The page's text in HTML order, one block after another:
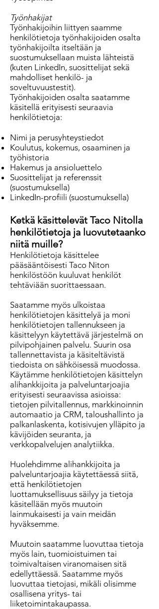
Työnhakijat
Työnhakijoihin liittyen saamme
henkilötietoja työnhakijoiden osalta
työnhakijoilta itseltään ja
suostumuksellaan muista lähteistä
(kuten LinkedIn, suosittelijat sekä
mahdolliset henkilö- ja
soveltuvuustestit).
Työnhakijoiden osalta saatamme
käsitellä erityisesti seuraavia
henkilötietoja:
Nimi ja perusyhteystiedot
Koulutus, kokemus, osaaminen ja
työhistoria
Hakemus ja ansioluettelo
Suosittelijat ja referenssit
(suostumuksella)
LinkedIn-profiili (suostumuksella)
Ketkä käsittelevät Taco Nitolla
henkilötietoja ja luovutetaanko
niitä muille?
Henkilötietoja käsittelee
pääsääntöisesti Taco Niton
henkilöstöön kuuluvat henkilöt
tehtäviään suorittaessaan.
Saatamme myös ulkoistaa
henkilötietojen käsittelyä ja moni
henkilötietojen tallennukseen ja
käsittelyyn käytettävä järjestelmä on
pilvipohjainen palvelu. Suurin osa
tallennettavista ja käsiteltävistä
tiedoista on sähköisessä muodossa.
Käytämme henkilötietojen käsittelyn
alihankkijoita ja palveluntarjoajia
erityisesti seuraavissa asioissa:
tietojen pilvitallennus, markkinoinnin
automaatio ja CRM, taloushallinto ja
palkanlaskenta, kotisivujen ylläpito ja
kävijöiden seuranta, ja
verkkopalvelujen analytiikka.
Huolehdimme alihankkijoita ja
palveluntarjoajia käytettäessä siitä,
että henkilötietojen
luottamuksellisuus säilyy ja tietoja
käsitellään myös muutoin
lainmukaisesti ja vain meidän
hyväksemme.
Muutoin saatamme luovuttaa tietoja
myös lain, tuomioistuimen tai
toimivaltaisen viranomaisen sitä
edellyttäessä. Saatamme myös
luovuttaa tietojasi, mikäli olisimme
osallisena yritys- tai
liiketoimintakaupassa.